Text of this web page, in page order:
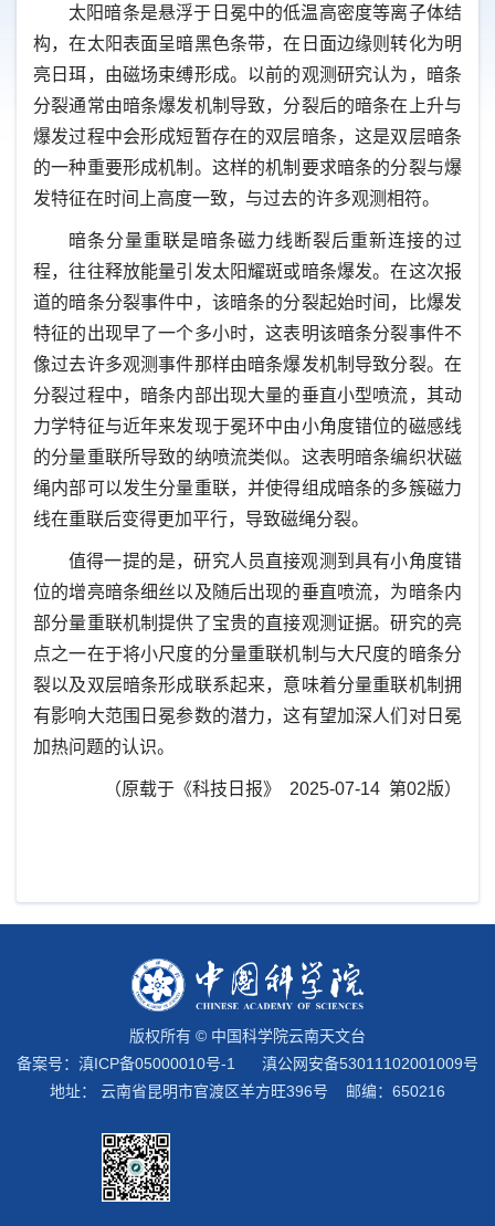
太阳暗条是悬浮于日冕中的低温高密度等离子体结
构，在太阳表面呈暗黑色条带，在日面边缘则转化为明
亮日珥，由磁场束缚形成。以前的观测研究认为，暗条
分裂通常由暗条爆发机制导致，分裂后的暗条在上升与
爆发过程中会形成短暂存在的双层暗条，这是双层暗条
的一种重要形成机制。这样的机制要求暗条的分裂与爆
发特征在时间上高度一致，与过去的许多观测相符。
暗条分量重联是暗条磁力线断裂后重新连接的过
程，往往释放能量引发太阳耀斑或暗条爆发。在这次报
道的暗条分裂事件中，该暗条的分裂起始时间，比爆发
特征的出现早了一个多小时，这表明该暗条分裂事件不
像过去许多观测事件那样由暗条爆发机制导致分裂。在
分裂过程中，暗条内部出现大量的垂直小型喷流，其动
力学特征与近年来发现于冕环中由小角度错位的磁感线
的分量重联所导致的纳喷流类似。这表明暗条编织状磁
绳内部可以发生分量重联，并使得组成暗条的多簇磁力
线在重联后变得更加平行，导致磁绳分裂。
值得一提的是，研究人员直接观测到具有小角度错
位的增亮暗条细丝以及随后出现的垂直喷流，为暗条内
部分量重联机制提供了宝贵的直接观测证据。研究的亮
点之一在于将小尺度的分量重联机制与大尺度的暗条分
裂以及双层暗条形成联系起来，意味着分量重联机制拥
有影响大范围日冕参数的潜力，这有望加深人们对日冕
加热问题的认识。
（原载于《科技日报》 2025-07-14 第02版）
版权所有 © 中国科学院云南天文台
备案号： 滇ICP备05000010号-1
滇公网安备53011102001009号
地址： 云南省昆明市官渡区羊方旺396号 邮编：650216